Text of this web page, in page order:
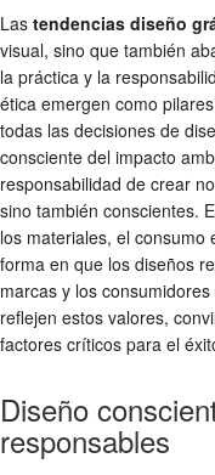
Las tendencias diseño
visual, sino que también
la práctica y la
ética emergen como
todas las decisiones de
consciente del impacto
responsabilidad de crear
sino también conscientes.
los materiales, el consumo
forma en que los diseños
marcas y los
reflejen estos valores,
factores críticos para el
Diseño
responsables